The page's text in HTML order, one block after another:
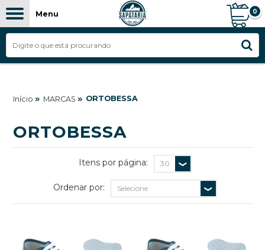
Menu 0
Início » MARCAS » ORTOBESSA
ORTOBESSA
Itens por página:
Ordenar por: